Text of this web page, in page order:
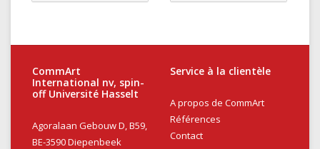
CommArt
International nv, spin-
off Université Hasselt
Agoralaan Gebouw D, B59,
BE-3590 Diepenbeek
Service à la clientèle
A propos de CommArt
Références
Contact